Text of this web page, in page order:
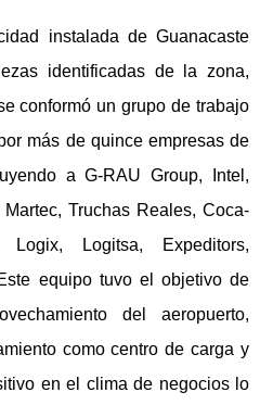
instalada de Guanacaste
identificadas de la zona,
conformó un grupo de trabajo
más de quince empresas de
a G-RAU Group, Intel,
Truchas Reales, Coca-
Logitsa, Expeditors,
equipo tuvo el objetivo de
del aeropuerto,
como centro de carga y
en el clima de negocios lo